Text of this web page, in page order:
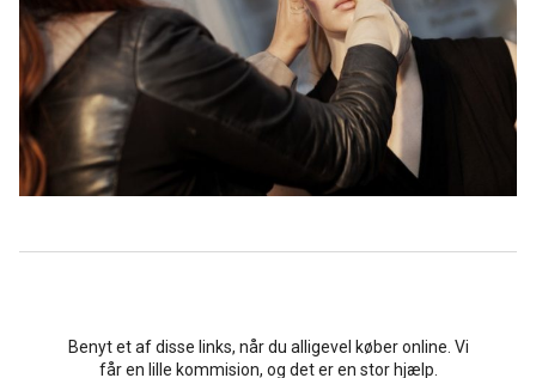
Benyt et af disse links, når du alligevel køber online. Vi
får en lille kommision, og det er en stor hjælp.